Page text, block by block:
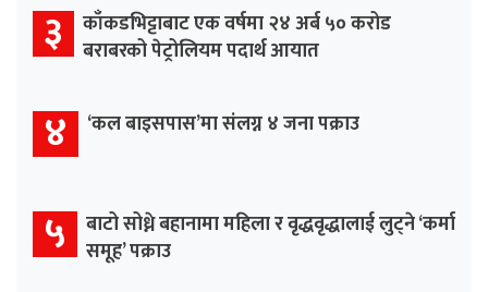
३ काँकडभिट्टाबाट एक वर्षमा २४ अर्ब ५० करोड
बराबरको पेट्रोलियम पदार्थ आयात
४ ‘कल बाइसपास’मा संलग्न ४ जना पक्राउ
५ बाटो सोध्ने बहानामा महिला र वृद्धवृद्धालाई लुट्ने ‘कर्मा
समूह’ पक्राउ